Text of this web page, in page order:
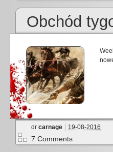
Obchód
dr carnage 19-08-2016
7 Comments